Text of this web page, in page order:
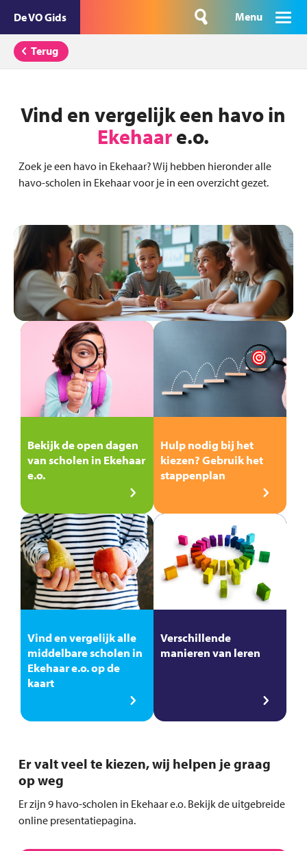
De VO Gids Menu
Terug
Vind en vergelijk een havo in
Ekehaare.o.
Zoek je een havo in Ekehaar? Wij hebben hieronder alle
havo-scholen in Ekehaar voor je in een overzicht gezet.
Bekijk de open dagen
van scholen in Ekehaar
e.o.
Hulp nodig bij het
kiezen? Gebruik het
stappenplan
Vind en vergelijk alle
middelbare scholen in
Ekehaar e.o. op de
kaart
Verschillende
manieren van leren
Er valt veel te kiezen, wij helpen je graag
op weg
Er zijn 9 havo-scholen in Ekehaar e.o. Bekijk de uitgebreide
online presentatiepagina.